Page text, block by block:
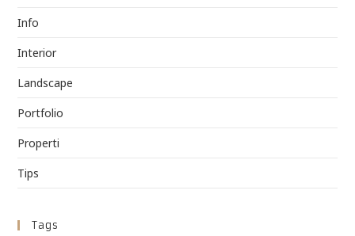
Info
Interior
Landscape
Portfolio
Properti
Tips
Tags